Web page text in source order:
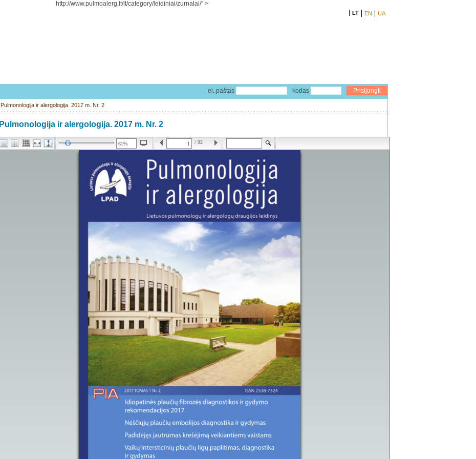
http://www.pulmoalerg.lt/lt/category/leidiniai/zurnalai/" >
LT EN UA
el. paštas kodas
Pulmonologija ir alergologija. 2017 m. Nr. 2
Pulmonologija ir alergologija. 2017 m. Nr. 2
/ 92